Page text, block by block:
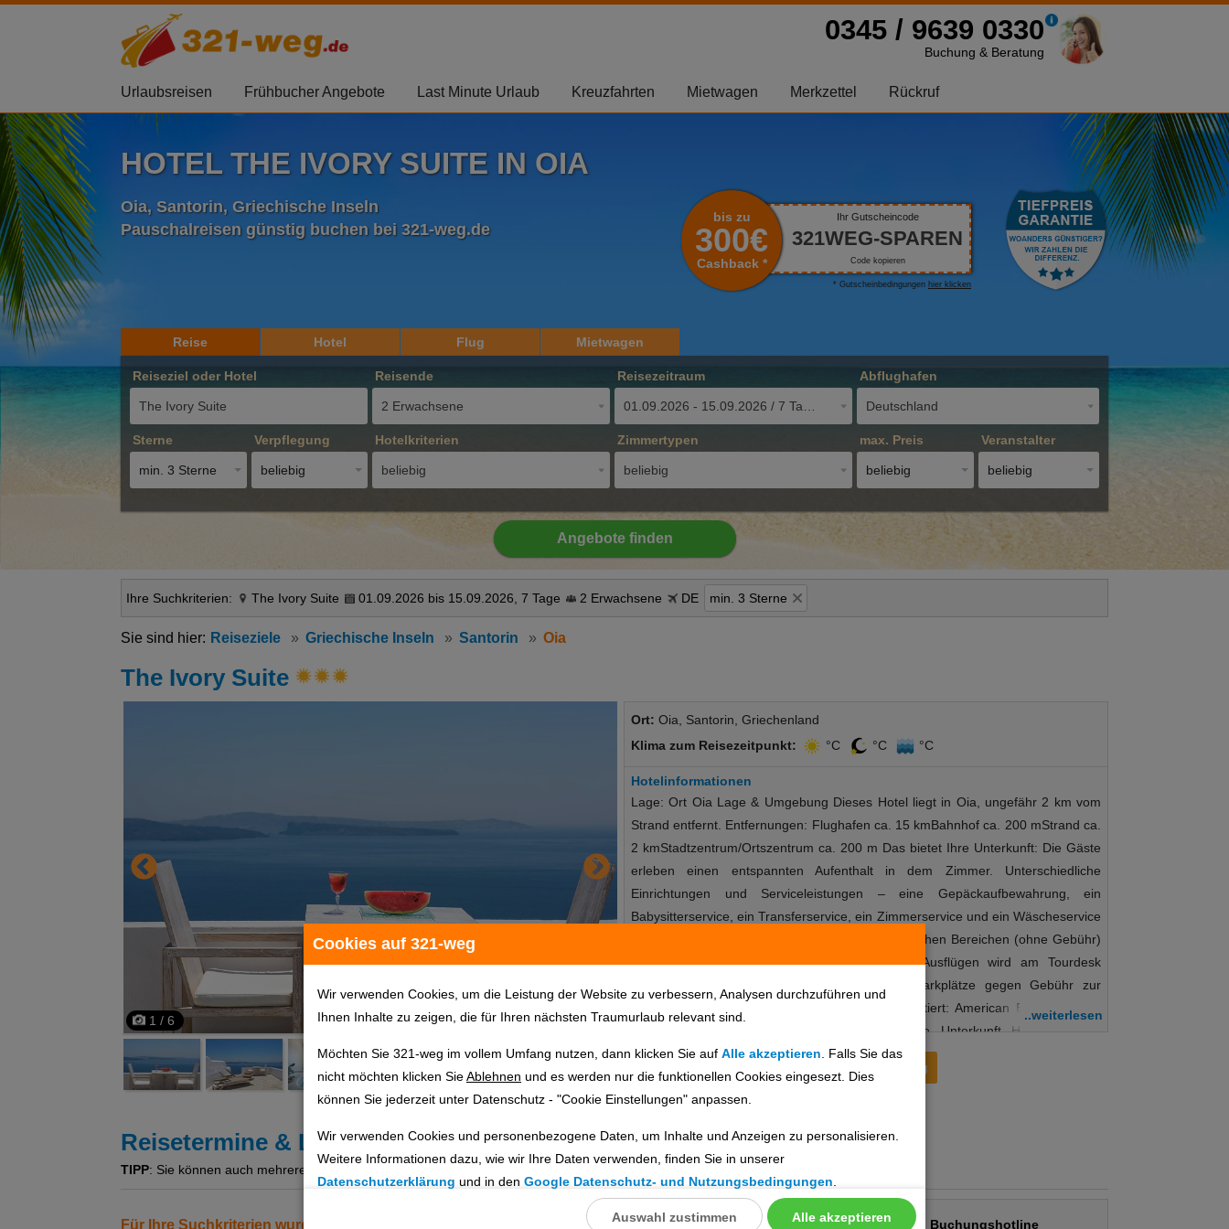
Cookies auf 321-weg
Wir verwenden Cookies, um die Leistung der Website zu verbessern, Analysen durchzuführen und
Ihnen Inhalte zu zeigen, die für Ihren nächsten Traumurlaub relevant sind.
Möchten Sie 321-weg im vollem Umfang nutzen, dann klicken Sie auf Alle akzeptieren . Falls Sie das
nicht möchten klicken SieAblehnen und es werden nur die funktionellen Cookies eingesezt. Dies
können Sie jederzeit unter Datenschutz - "Cookie Einstellungen" anpassen.
Wir verwenden Cookies und personenbezogene Daten, um Inhalte und Anzeigen zu personalisieren.
Weitere Informationen dazu, wie wir Ihre Daten verwenden, finden Sie in unserer
Datenschutzerklärung und in den Google Datenschutz- und Nutzungsbedingungen
Alle akzeptieren
Auswahl zustimmen
0345 / 9639 0330
Buchung & Beratung
Urlaubsreisen Frühbucher Angebote Last Minute Urlaub Kreuzfahrten Mietwagen Merkzettel Rückruf
HOTEL THE IVORY SUITE IN OIA
Oia, Santorin, Griechische Inseln
Pauschalreisen günstig buchen bei 321-weg.de
bis zu
300€
Cashback *
Ihr Gutscheincode
321WEG-SPAREN
Code kopieren
* Gutscheinbedingungen hier klicken
Reise Hotel Flug Mietwagen
Reiseziel oder Hotel Reisende
2 Erwachsene
Reisezeitraum
01.09.2026 - 15.09.2026 / 7 Tage
Abflughafen
Deutschland
Sterne
min. 3 Sterne
Verpflegung
beliebig
Hotelkriterien
beliebig
Zimmertypen
beliebig
max. Preis
beliebig
Veranstalter
beliebig
Angebote finden
Ihre Suchkriterien: The Ivory Suite 01.09.2026 bis 15.09.2026, 7 Tage 2 Erwachsene DE min. 3 Sterne
Reiseziele Griechische Inseln Santorin Oia
The Ivory Suite
1 / 6
Preisentwicklung
Ort: Oia, Santorin, Griechenland
Klima zum Reisezeitpunkt:
°C °C °C
Hotelinformationen
Lage: Ort Oia Lage & Umgebung Dieses Hotel liegt in Oia, ungefähr 2 km vom
Strand entfernt. Entfernungen: Flughafen ca. 15 kmBahnhof ca. 200 mStrand ca.
2 kmStadtzentrum/Ortszentrum ca. 200 m Das bietet Ihre Unterkunft: Die Gäste
erleben einen entspannten Aufenthalt in dem Zimmer. Unterschiedliche
Einrichtungen und Serviceleistungen – eine Gepäckaufbewahrung, ein
Babysitterservice, ein Transferservice, ein Zimmerservice und ein Wäscheservice
– gehören zum Angebot. WLAN ist in den öffentlichen Bereichen (ohne Gebühr)
verfügbar. Hilfestellung bei der Buchung von Ausflügen wird am Tourdesk
geboten. Bei Bedarf stehen den Reisenden Parkplätze gegen Gebühr zur
Verfügung. Folgende Kreditkarten werden akzeptiert: American Express, Visa,
Diners Club und MasterCard. Das bietet Ihre Unterkunft Hoteleröffnung:
2015SonnenterrasseWhirlpool: im WellnessbereichInternet: WLAN/WiFi, im
öffentlichen Bereich: ohne GebührZahlungsarten: TUI Card / VISA, MasterCard,
American Express, Diners, EC Karte/MaestroParkmöglichkeiten: Parkplatz (nach
Essen & Trinken: Ein leckeres Frühstück schenkt Energie für den Tag. Essen &
Trinken Ihre Unterkunft bietet folgende Verpflegungsangebote: Frühstück
Beschreibung der Verpflegungsangebote: Frühstück: à la carte Sport & Fitness:
Eine Sonnenterrasse lädt zum Verweilen ein. Wohlige Entspannung verspricht
..weiterlesen
Reisetermine & Leistungen
TIPP: Sie können auch mehrere Angebote gleichzeitig prüfen. Die Verfügbarkeit wird direkt beim Veranstalter geprüft.
Buchungshotline
Für Ihre Suchkriterien wurden keine Ergebnisse gefunden.